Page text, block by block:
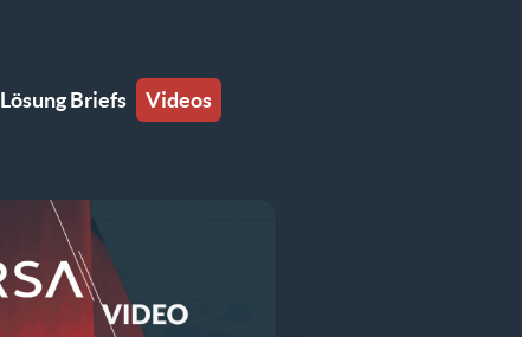
Lösung Briefs Videos